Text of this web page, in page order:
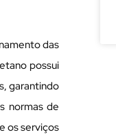
das
possui
garantindo
normas de
os serviços